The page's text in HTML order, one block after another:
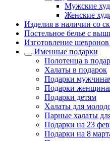
Мужские
Женские
Изделия в наличии со
Постельное белье с
Изготовление шевронов
Именные подарки
Полотенца в
Халаты в подарок
Подарки
Подарки
Подарки детям
Халаты для
Парные халаты
Подарки на 23
Подарки на 8